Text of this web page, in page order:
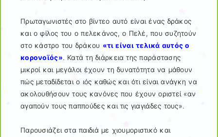
Πρωταγωνιστές στο βίντεο αυτό είναι ένας δράκος
και ο φίλος του ο πελεκάνος, ο Πελέ, που συζητούν
στο κάστρο του δράκου «τι είναι τελικά αυτός ο
κορονοϊός». Κατά τη διάρκεια της παράστασης
μικροί και μεγάλοι έχουν τη δυνατότητα να μάθουν
πώς μεταδίδεται ο ιός καθώς και ότι είναι ανάγκη να
ακολουθήσουν τους κανόνες που έχουν οριστεί «αν
αγαπούν τους παππούδες και τις γιαγιάδες τους».
Παρουσιάζει στα παιδιά με χιουμοριστικό και